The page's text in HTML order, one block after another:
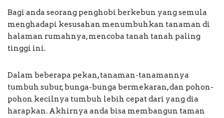
Bagi anda seorang penghobi berkebun yang semula
menghadapi kesusahan menumbuhkan tanaman di
halaman rumahnya, mencoba tanah tanah paling
tinggi ini.
Dalam beberapa pekan, tanaman-tanamannya
tumbuh subur, bunga-bunga bermekaran, dan pohon-
pohon kecilnya tumbuh lebih cepat dari yang dia
harapkan. Akhirnya anda bisa membangun taman